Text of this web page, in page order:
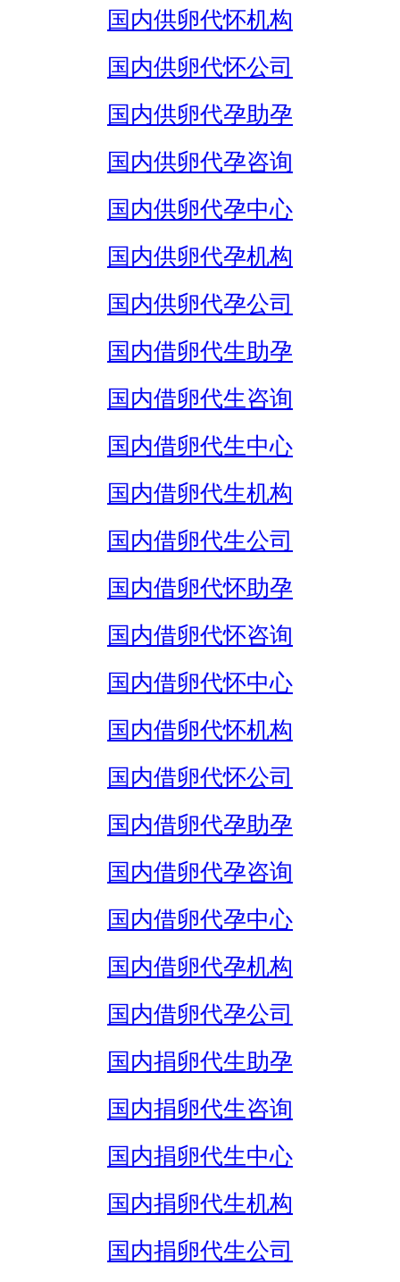
国内供卵代怀机构
国内供卵代怀公司
国内供卵代孕助孕
国内供卵代孕咨询
国内供卵代孕中心
国内供卵代孕机构
国内供卵代孕公司
国内借卵代生助孕
国内借卵代生咨询
国内借卵代生中心
国内借卵代生机构
国内借卵代生公司
国内借卵代怀助孕
国内借卵代怀咨询
国内借卵代怀中心
国内借卵代怀机构
国内借卵代怀公司
国内借卵代孕助孕
国内借卵代孕咨询
国内借卵代孕中心
国内借卵代孕机构
国内借卵代孕公司
国内捐卵代生助孕
国内捐卵代生咨询
国内捐卵代生中心
国内捐卵代生机构
国内捐卵代生公司